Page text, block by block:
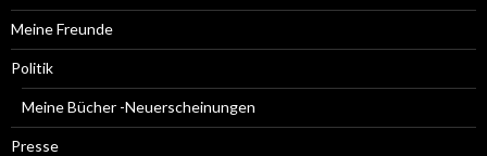
Meine Freunde
Politik
Meine Bücher -Neuerscheinungen
Presse